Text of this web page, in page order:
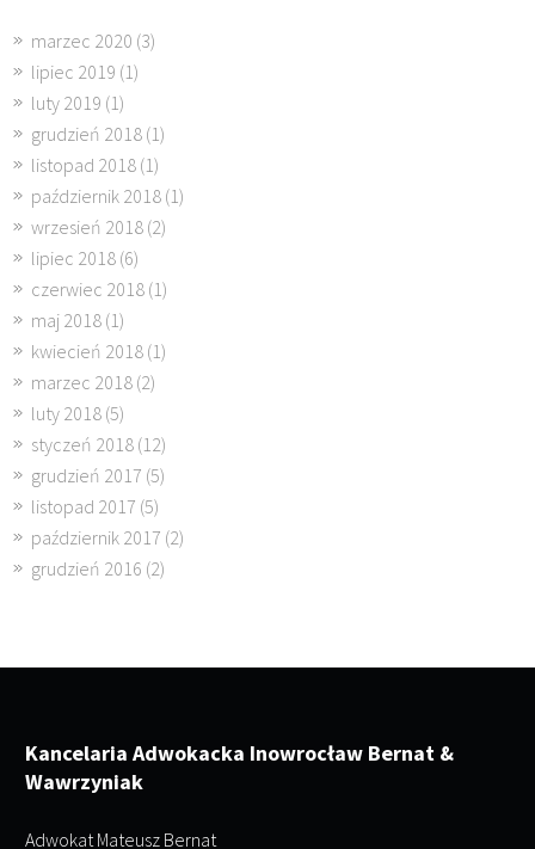
marzec 2020 (3)
lipiec 2019 (1)
luty 2019 (1)
grudzień 2018 (1)
listopad 2018 (1)
październik 2018 (1)
wrzesień 2018 (2)
lipiec 2018 (6)
czerwiec 2018 (1)
maj 2018 (1)
kwiecień 2018 (1)
marzec 2018 (2)
luty 2018 (5)
styczeń 2018 (12)
grudzień 2017 (5)
listopad 2017 (5)
październik 2017 (2)
grudzień 2016 (2)
Kancelaria Adwokacka Inowrocław Bernat &
Wawrzyniak
Adwokat Mateusz Bernat